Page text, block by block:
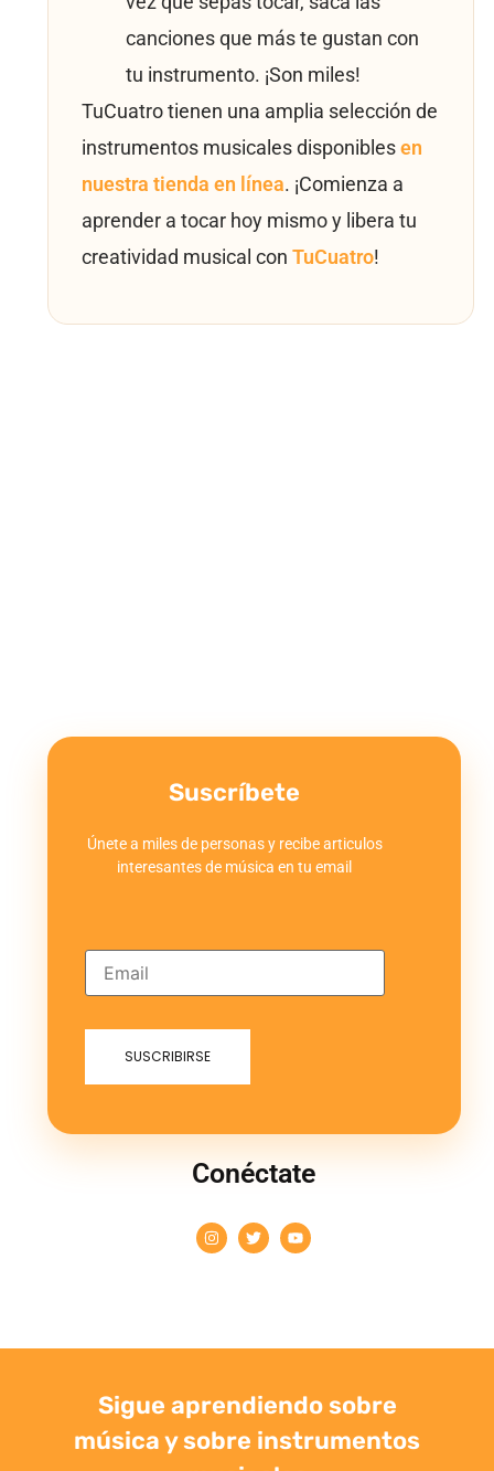
canciones que más te gustan con
tu instrumento. ¡Son miles!
TuCuatro tienen una amplia selección de
instrumentos musicales disponibles en
nuestra tienda en línea. ¡Comienza a
aprender a tocar hoy mismo y libera tu
creatividad musical con TuCuatro!
Suscríbete
Únete a miles de personas y recibe articulos
interesantes de música en tu email
Conéctate
Sigue aprendiendo sobre
música y sobre instrumentos